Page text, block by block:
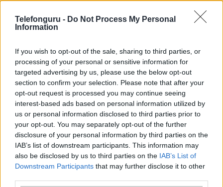
Telefonguru - Do Not Process My Personal
Information
If you wish to opt-out of the sale, sharing to third parties, or
processing of your personal or sensitive information for
targeted advertising by us, please use the below opt-out
section to confirm your selection. Please note that after your
opt-out request is processed you may continue seeing
interest-based ads based on personal information utilized by
us or personal information disclosed to third parties prior to
your opt-out. You may separately opt-out of the further
disclosure of your personal information by third parties on the
IAB’s list of downstream participants. This information may
also be disclosed by us to third parties on the IAB’s List of
Downstream Participants that may further disclose it to other
Az Android rejtett automatizmusai: hat
funkció, amely észrevétlenül könnyíti
2026.06.14
| Android Police
Sok felhasználó külön alkalmazásokra esküszik, pedig az
Android már évek óta olyan intelligens funkciókat kínál,
amelyek maguktól dolgoznak a háttérben.
Ez a rejtett Samsung funkció teljesen
megváltoztatja a mobilhasználatot –
sokan mégsem tudnak róla
2026.07.12| Android Central
Az Edge Panel az egyik leghasznosabb funkció, amely
jelentősen felgyorsítja a mindennapi használatot,
miközben a Pixel telefonokból továbbra is hiányzik.